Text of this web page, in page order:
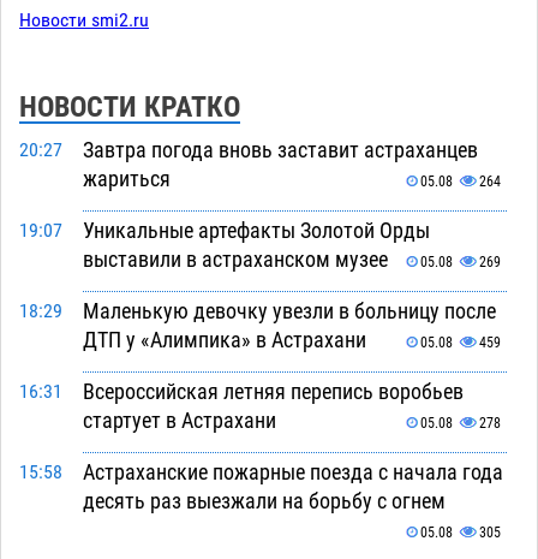
Новости smi2.ru
НОВОСТИ КРАТКО
20:27
Завтра погода вновь заставит астраханцев
жариться
05.08 264
19:07
Уникальные артефакты Золотой Орды
выставили в астраханском музее
05.08 269
18:29
Маленькую девочку увезли в больницу после
ДТП у «Алимпика» в Астрахани
05.08 459
16:31
Всероссийская летняя перепись воробьев
стартует в Астрахани
05.08 278
15:58
Астраханские пожарные поезда с начала года
десять раз выезжали на борьбу с огнем
05.08 305